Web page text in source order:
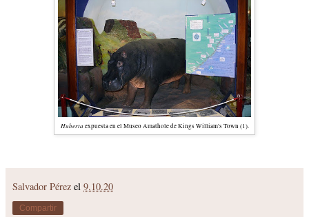
Huberta expuesta en el Museo Amathole de Kings William's Town (1).
Salvador Pérez el 9.10.20
Compartir